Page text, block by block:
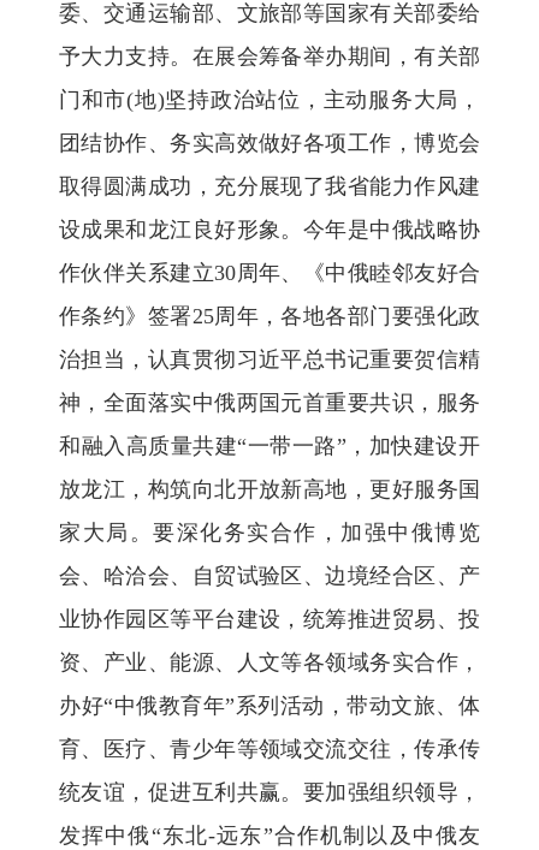
委、交通运输部、文旅部等国家有关部委给
予大力支持。在展会筹备举办期间，有关部
门和市(地)坚持政治站位，主动服务大局，
团结协作、务实高效做好各项工作，博览会
取得圆满成功，充分展现了我省能力作风建
设成果和龙江良好形象。今年是中俄战略协
作伙伴关系建立30周年、《中俄睦邻友好合
作条约》签署25周年，各地各部门要强化政
治担当，认真贯彻习近平总书记重要贺信精
神，全面落实中俄两国元首重要共识，服务
和融入高质量共建“一带一路”，加快建设开
放龙江，构筑向北开放新高地，更好服务国
家大局。要深化务实合作，加强中俄博览
会、哈洽会、自贸试验区、边境经合区、产
业协作园区等平台建设，统筹推进贸易、投
资、产业、能源、人文等各领域务实合作，
办好“中俄教育年”系列活动，带动文旅、体
育、医疗、青少年等领域交流交往，传承传
统友谊，促进互利共赢。要加强组织领导，
发挥中俄“东北-远东”合作机制以及中俄友